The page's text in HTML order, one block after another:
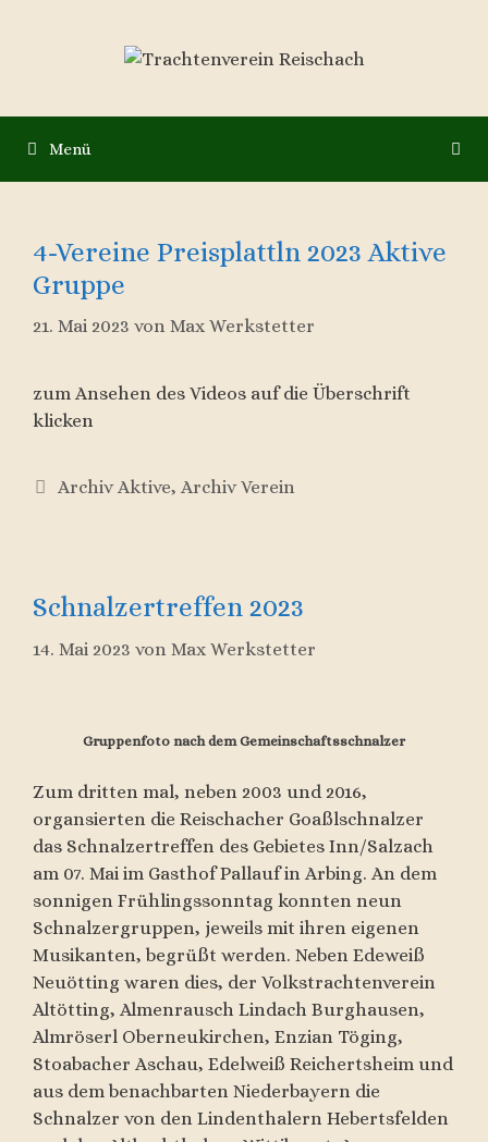
Menü
4-Vereine Preisplattln 2023 Aktive
Gruppe
21. Mai 2023 von Max Werkstetter
zum Ansehen des Videos auf die Überschrift
klicken
Kategorien
Archiv Aktive,Archiv Verein
Schnalzertreffen 2023
14. Mai 2023 von Max Werkstetter
Gruppenfoto nach dem Gemeinschaftsschnalzer
Zum dritten mal, neben 2003 und 2016,
organsierten die Reischacher Goaßlschnalzer
das Schnalzertreffen des Gebietes Inn/Salzach
am 07. Mai im Gasthof Pallauf in Arbing. An dem
sonnigen Frühlingssonntag konnten neun
Schnalzergruppen, jeweils mit ihren eigenen
Musikanten, begrüßt werden. Neben Edeweiß
Neuötting waren dies, der Volkstrachtenverein
Altötting, Almenrausch Lindach Burghausen,
Almröserl Oberneukirchen, Enzian Töging,
Stoabacher Aschau, Edelweiß Reichertsheim und
aus dem benachbarten Niederbayern die
Schnalzer von den Lindenthalern Hebertsfelden